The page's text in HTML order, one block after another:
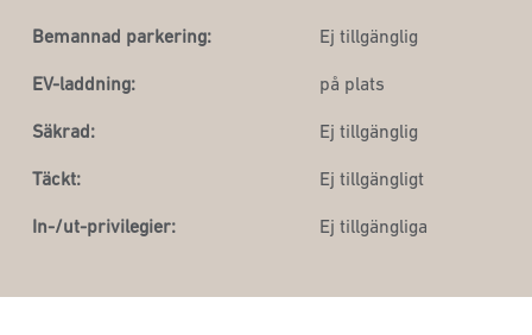
Bemannad parkering: Ej tillgänglig
EV-laddning: på plats
Säkrad: Ej tillgänglig
Täckt: Ej tillgängligt
In-/ut-privilegier: Ej tillgängliga